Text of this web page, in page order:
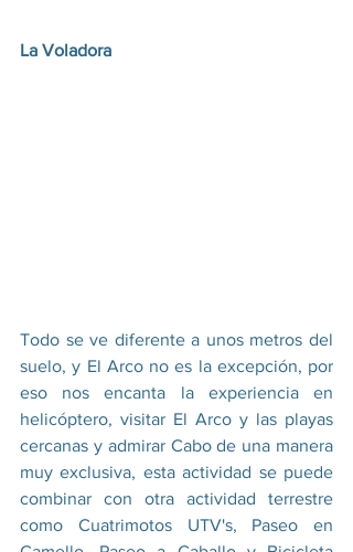
La Voladora
Todo se ve diferente a unos metros del
suelo, y El Arco no es la excepción, por
eso nos encanta la experiencia en
helicóptero, visitar El Arco y las playas
cercanas y admirar Cabo de una manera
muy exclusiva, esta actividad se puede
combinar con otra actividad terrestre
como Cuatrimotos UTV's, Paseo en